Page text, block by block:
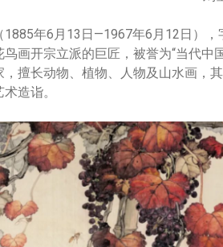
1885年6月13日—1967年6月12日），
鸟画开宗立派的巨匠，被誉为“当代
，擅长动物、植物、人物及山水画，
造诣。